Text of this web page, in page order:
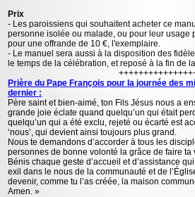
Prix
- Les paroissiens qui souhaitent acheter ce
personne isolée ou malade, ou pour leur usage
pour une offrande de 10 €, l'exemplaire.
- Le manuel sera aussi à la disposition des
le temps de la célébration, et reposé à la fin de
Prière du Pape François pour la journée des
dernier :
Père saint et bien-aimé, ton Fils Jésus nous a
grande joie éclate quand quelqu’un qui était
quelqu’un qui a été exclu, rejeté ou écarté est
‘nous’, qui devient ainsi toujours plus grand.
Nous te demandons d’accorder à tous les
personnes de bonne volonté la grâce de faire ta
Bénis chaque geste d’accueil et d’assistance
exil dans le nous de la communauté et de
devenir, comme tu l’as créée, la maison
Amen. »